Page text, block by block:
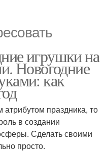
игрушки на
Новогодние
как
атрибутом праздника, то
в создании
Сделать своими
просто.